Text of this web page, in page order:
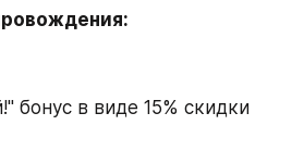
бонус в виде 15% скидки